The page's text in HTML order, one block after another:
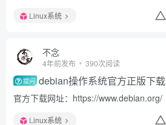
Linux系统
不念
4年前发布 390次阅读
提问 debian操作系统官方正版下载
官方下载网址：https://www.debian.org/
Linux系统